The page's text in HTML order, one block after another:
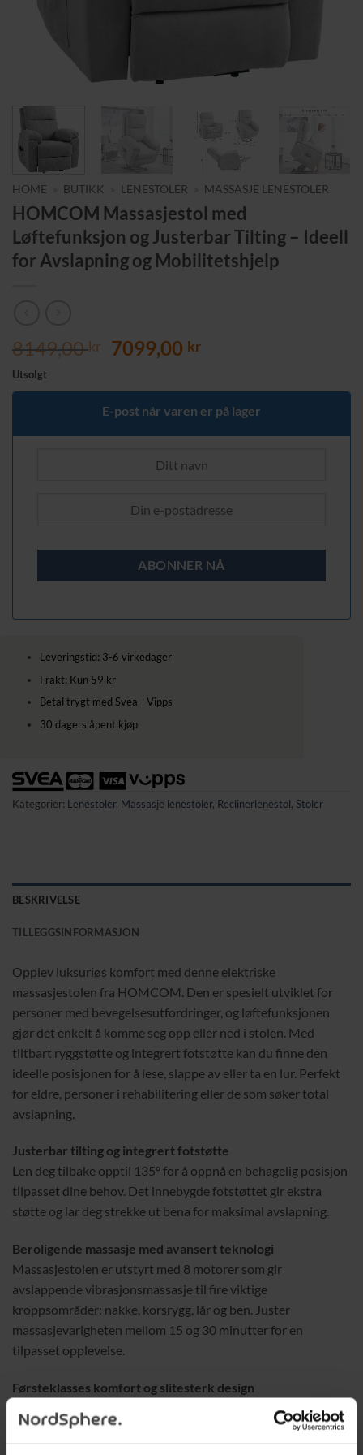
HOME BUTIKK LENESTOLER MASSASJE LENESTOLER
HOMCOM Massasjestol med
Løftefunksjon og Justerbar Tilting – Ideell
for Avslapning og Mobilitetshjelp
8149,00kr Opprinnelig
var:
8149,00 kr.
7099,00 krNåværende
er:
7099,00 kr.
Utsolgt
E-post når varen er på lager
Leveringstid: 3-6 virkedager
Frakt: Kun 59 kr
Betal trygt med Svea - Vipps
30 dagers åpent kjøp
Kategorier: Lenestoler, Massasje lenestoler, Reclinerlenestol, Stoler
BESKRIVELSE
TILLEGGSINFORMASJON
Opplev luksuriøs komfort med denne elektriske
massasjestolen fra HOMCOM. Den er spesielt utviklet for
personer med bevegelsesutfordringer, og løftefunksjonen
gjør det enkelt å komme seg opp eller ned i stolen. Med
tiltbart ryggstøtte og integrert fotstøtte kan du finne den
ideelle posisjonen for å lese, slappe av eller ta en lur. Perfekt
for eldre, personer i rehabilitering eller de som søker total
avslapning.
Justerbar tilting og integrert fotstøtte
Len deg tilbake opptil 135° for å oppnå en behagelig posisjon
tilpasset dine behov. Det innebygde fotstøttet gir ekstra
støtte og lar deg strekke ut bena for maksimal avslapning.
Beroligende massasje med avansert teknologi
Massasjestolen er utstyrt med 8 motorer som gir
avslappende vibrasjonsmassasje til fire viktige
kroppsområder: nakke, korsrygg, lår og ben. Juster
massasjevarigheten mellom 15 og 30 minutter for en
tilpasset opplevelse.
Førsteklasses komfort og slitesterk design
Stolen er laget av et pustende stoff i linnestil som gir både
eleganse og komfort. Den ekstra tykke polstringen (15 cm i